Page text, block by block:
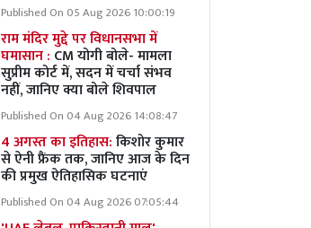
Published On 05 Aug 2026 10:00:19
राम मंदिर मुद्दे पर विधानसभा में
घमासान : CM योगी बोले- मामला
सुप्रीम कोर्ट में, सदन में चर्चा संभव
नहीं, जानिए क्या बोले शिवपाल
Published On 04 Aug 2026 14:08:47
4 अगस्त का इतिहास:किशोर कुमार
से ऐनी फ्रैंक तक, जानिए आज के दिन
की प्रमुख ऐतिहासिक घटनाएं
Published On 04 Aug 2026 07:05:44